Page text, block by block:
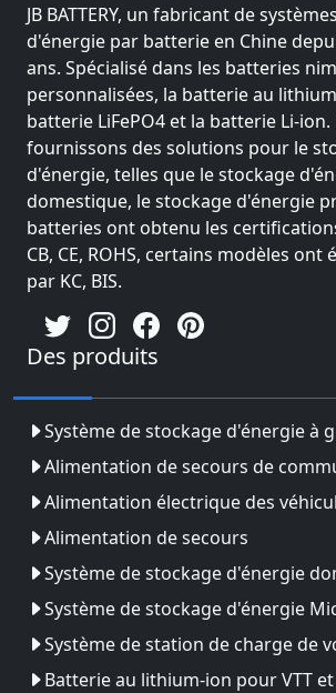
JB BATTERY, un fabricant de
d'énergie par batterie en Chine
ans. Spécialisé dans les batteries
personnalisées, la batterie au
batterie LiFePO4 et la batterie Li-ion.
fournissons des solutions pour le
d'énergie, telles que le stockage
domestique, le stockage d'énergie
batteries ont obtenu les
CB, CE, ROHS, certains modèles ont
par KC, BIS.
Des produits
Système de stockage d'énergie à
Alimentation de secours de
Alimentation électrique des
Alimentation de secours
Système de stockage d'énergie
Système de stockage d'énergie
Système de station de charge de
Batterie au lithium-ion pour VTT et